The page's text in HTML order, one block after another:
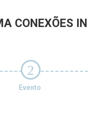
CONEXÕES
2
Evento